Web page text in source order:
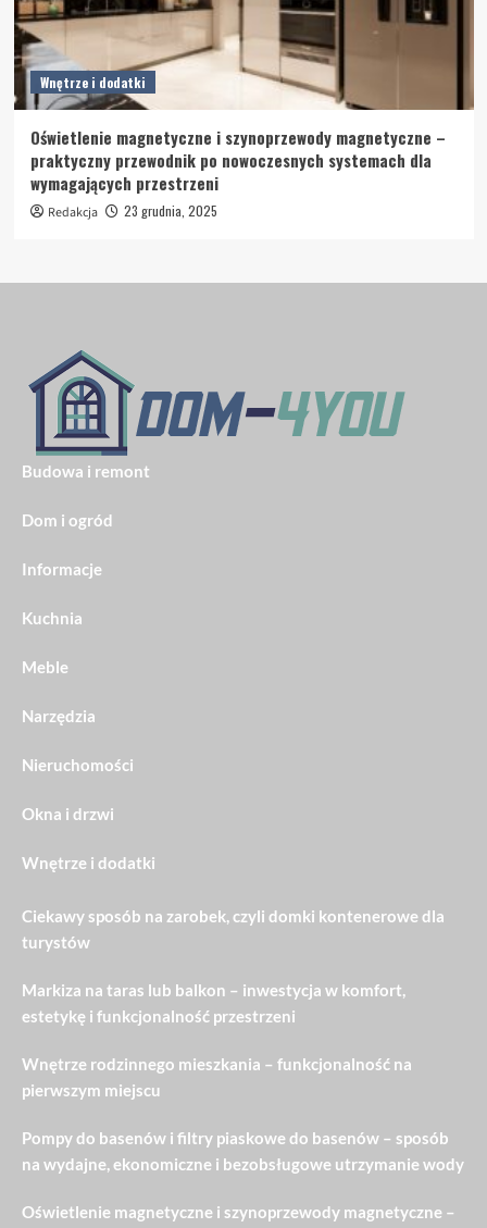
Wnętrze i dodatki
Oświetlenie magnetyczne i szynoprzewody magnetyczne –
praktyczny przewodnik po nowoczesnych systemach dla
wymagających przestrzeni
Redakcja 23 grudnia, 2025
Budowa i remont
Dom i ogród
Informacje
Kuchnia
Meble
Narzędzia
Nieruchomości
Okna i drzwi
Wnętrze i dodatki
Ciekawy sposób na zarobek, czyli domki kontenerowe dla
turystów
Markiza na taras lub balkon – inwestycja w komfort,
estetykę i funkcjonalność przestrzeni
Wnętrze rodzinnego mieszkania – funkcjonalność na
pierwszym miejscu
Pompy do basenów i filtry piaskowe do basenów – sposób
na wydajne, ekonomiczne i bezobsługowe utrzymanie wody
Oświetlenie magnetyczne i szynoprzewody magnetyczne –